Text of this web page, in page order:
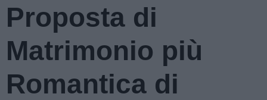
Proposta di
Matrimonio più
Romantica di